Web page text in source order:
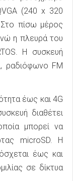
(240 x 320
Στο πίσω μέρος
η πλευρά του
Η συσκευή
ραδιόφωνο FM
έως και 4G
διαθέτει
μπορεί να
microSD. Η
έως και
σε δίκτυα